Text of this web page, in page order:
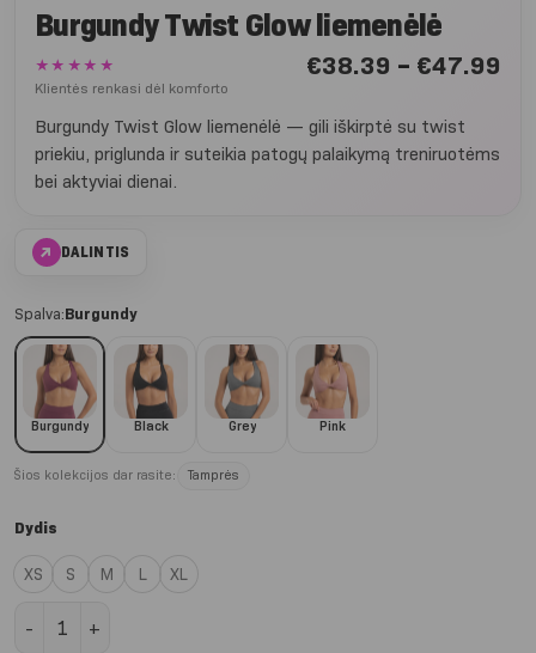
Burgundy Twist Glow liemenėlė
★★★★★
Klientės renkasi dėl komforto
€38.39 – €47.99
Burgundy Twist Glow liemenėlė — gili iškirptė su twist
priekiu, priglunda ir suteikia patogų palaikymą treniruotėms
bei aktyviai dienai.
↗ DALINTIS
Spalva:Burgundy
Burgundy Black Grey Pink
Šios kolekcijos dar rasite: Tamprės
Dydis
XS S M L
XL